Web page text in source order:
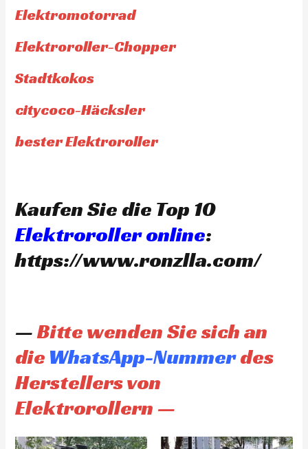
Elektromotorrad
Elektroroller-Chopper
Stadtkokos
citycoco-Häcksler
bester Elektroroller
Kaufen Sie die Top 10
Elektroroller online:
https://www.ronzlla.com/
—Bitte wenden Sie sich an
die WhatsApp-Nummerdes
Herstellers von
Elektrorollern —
Original
Current
Original
Current